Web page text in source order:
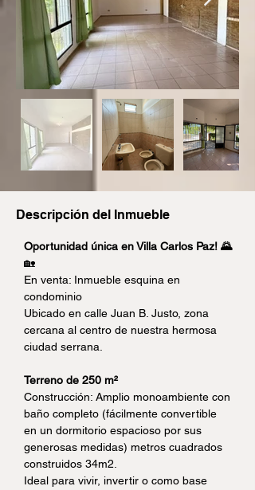
Descripción del Inmueble
Oportunidad única en Villa Carlos Paz! 🌄
🏡
En venta: Inmueble esquina en
condominio
Ubicado en calle Juan B. Justo, zona
cercana al centro de nuestra hermosa
ciudad serrana.
Terreno de 250 m²
Construcción: Amplio monoambiente con
baño completo (fácilmente convertible
en un dormitorio espacioso por sus
generosas medidas) metros cuadrados
construidos 34m2.
Ideal para vivir, invertir o como base